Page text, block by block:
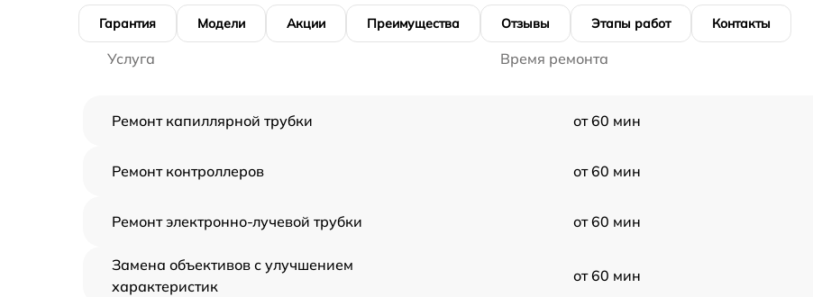
Гарантия Модели Акции Преимущества Отзывы Этапы работ Контакты
Услуга Время ремонта
Ремонт капиллярной трубки от 60 мин
Ремонт контроллеров от 60 мин
Ремонт электронно-лучевой трубки от 60 мин
Замена объективов с улучшением
характеристик
от 60 мин